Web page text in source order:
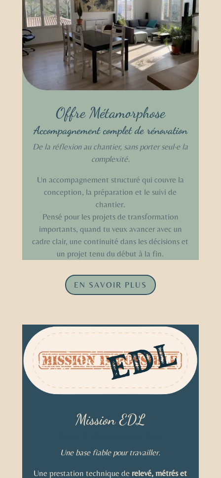
Offre Métamorphose
Accompagnement complet de rénovation
De la réflexion au chantier, sans porter seul·e la
complexité.
Un accompagnement structuré qui couvre la
conception, la préparation et le suivi de
chantier.
Pensé pour les projets de transformation
importants, quand tu veux avancer avec un
cadre clair, une continuité dans les décisions et
un projet tenu du début à la fin.
EN SAVOIR PLUS
Mission EDL
Une base fiable pour travailler.
Une prestation technique de relevé, métrés et